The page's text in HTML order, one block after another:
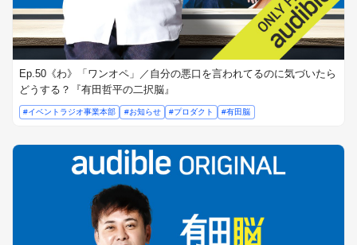
Ep.50《わ》「ワンオペ」／自分の悪口を言われてるのに気づいたら
どうする？『有田哲平の二択脳』
#イベントラジオ事業本部 #お知らせ #プロダクト #有田脳